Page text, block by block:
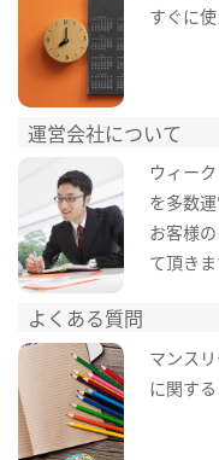
すぐに
運営会社について
ウィー
を多数運
お客様
て頂きま
よくある質問
マンス
に関す